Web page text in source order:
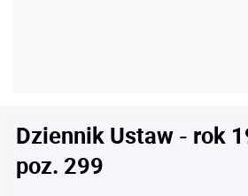
Dziennik Ustaw - rok
poz. 299